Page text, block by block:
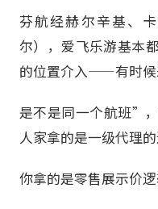
芬航经赫尔辛基、
尔），爱飞乐游基本
的位置介入——有时候
是不是同一个航班”
人家拿的是一级代理的
你拿的是零售展示价逻